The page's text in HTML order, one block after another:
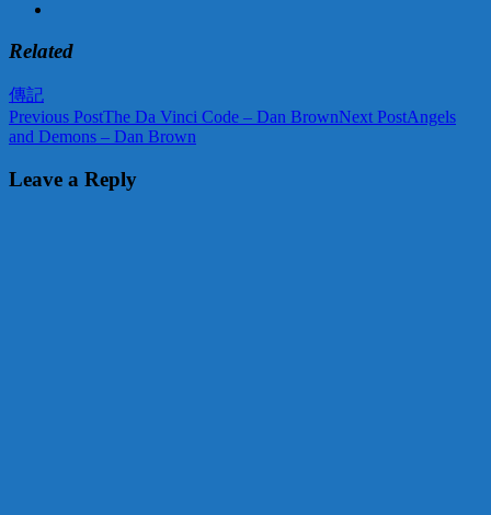
Related
傳記
Post
navigation
Previous PostThe Da Vinci Code – Dan BrownNext PostAngels
and Demons – Dan Brown
Leave a Reply